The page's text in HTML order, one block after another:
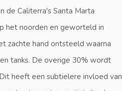
de Caliterra's Santa Marta
het noorden en geworteld in
zachte hand ontsteeld waarna
tanks. De overige 30% wordt
heeft een subtielere invloed van